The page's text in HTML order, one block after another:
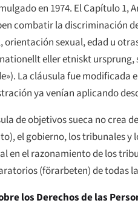
en 1974. El Capítulo
combatir la discriminación
sexual, edad u
eller etniskt
). La cláusula fue modificada
ya venían aplicando
de objetivos sueca no
el gobierno, los tribunales
en el razonamiento de los
(förarbeten) de todas
los Derechos de las